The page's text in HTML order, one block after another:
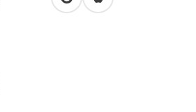
in Google Maps öffnen
in Apple Maps